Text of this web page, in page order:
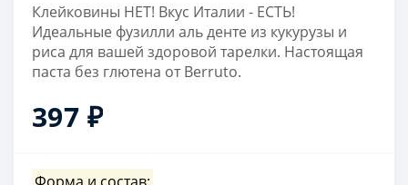
Клейковины НЕТ! Вкус Италии - ЕСТЬ!
Идеальные фузилли аль денте из кукурузы и
риса для вашей здоровой тарелки. Настоящая
паста без глютена от Berruto.
397 ₽